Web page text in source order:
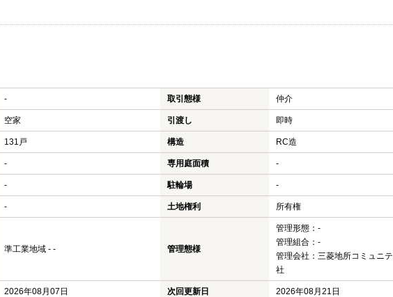
- 取引態様 仲介
空家 引渡し 即時
131戸 構造 RC造
- 専用庭面積 -
- 駐輪場 -
- 土地権利 所有権
準工業地域 - - 管理態様
管理形態：-
管理組合：-
管理会社：三菱地所コミュニ
社
2026年08月07日 次回更新日
2026年08月21日